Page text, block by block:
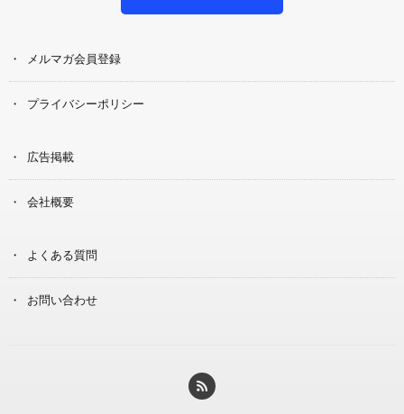
メルマガ会員登録
プライバシーポリシー
広告掲載
会社概要
よくある質問
お問い合わせ